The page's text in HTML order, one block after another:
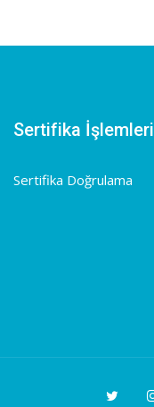
Sertifika İşlemleri
Sertifika Doğrulama